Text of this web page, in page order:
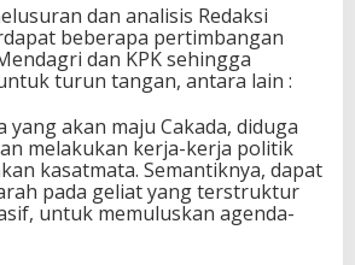
dan analisis Redaksi
beberapa pertimbangan
dan KPK sehingga
turun tangan, antara lain :
yang akan maju Cakada, diduga
melakukan kerja-kerja politik
kasatmata. Semantiknya, dapat
pada geliat yang terstruktur
untuk memuluskan agenda-